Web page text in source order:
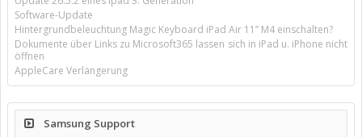
Software-Update
Hintergrundbeleuchtung Magic Keyboard iPad Air 11’’ M4 einschalten?
Dokumente über Links zu Microsoft365 lassen sich in iPad u. iPhone nicht
öffnen
AppleCare Verlängerung
Samsung Support